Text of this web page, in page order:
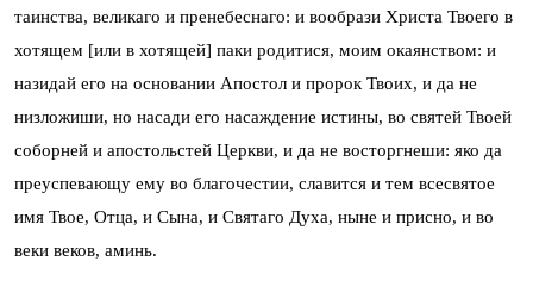
таинства, великаго и пренебеснаго: и вообрази Христа Твоего в
хотящем [или в хотящей] паки родитися, моим окаянством: и
назидай его на основании Апостол и пророк Твоих, и да не
низложиши, но насади его насаждение истины, во святей Твоей
соборней и апостольстей Церкви, и да не восторгнеши: яко да
преуспевающу ему во благочестии, славится и тем всесвятое
имя Твое, Отца, и Сына, и Святаго Духа, ныне и присно, и во
веки веков, аминь.